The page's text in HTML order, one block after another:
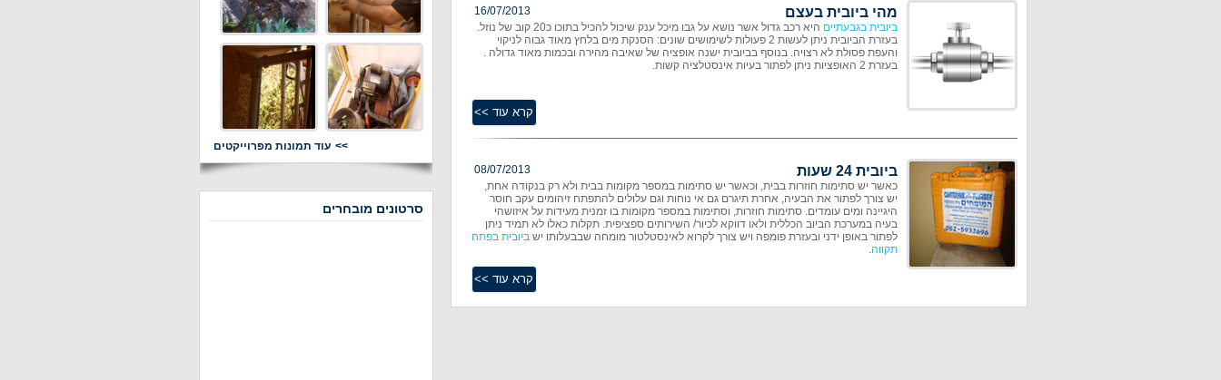
מהי ביובית בעצם
16/07/2013
ביובית בגבעתיים
היא רכב גדול אשר נושא על גבו מיכל ענק שיכול להכיל בתוכו כ20 קוב של נוזל.
בעזרת הביובית ניתן לעשות 2 פעולות לשימושים שונים: הסנקת מים בלחץ מאוד גבוה לניקוי
והעפת פסולת לא רצויה. בנוסף בביובית ישנה אופציה של שאיבה מהירה ובכמות מאוד גדולה .
בעזרת 2 האופציות ניתן לפתור בעיות אינסטלציה קשות.
ביובית 24 שעות
08/07/2013
כאשר יש סתימות חוזרות בבית, וכאשר יש סתימות במספר מקומות בבית ולא רק בנקודה אחת,
יש צורך לפתור את הבעיה, אחרת תיגרם גם אי נוחות וגם עלולים להתפתח זיהומים עקב חוסר
היגיינה ומים עומדים. סתימות חוזרות, וסתימות במספר מקומות בו זמנית מעידות על איזושהי
בעיה במערכת הביוב הכללית ולאו דווקא לכיור/ השירותים ספציפית. תקלות כאלו לא תמיד ניתן
לפתור באופן ידני ובעזרת פומפה ויש צורך לקרוא לאינסטלטור מומחה שבבעלותו ישביובית בפתח
תקווה.
עוד תמונות מפרוייקטים
סרטונים מובחרים